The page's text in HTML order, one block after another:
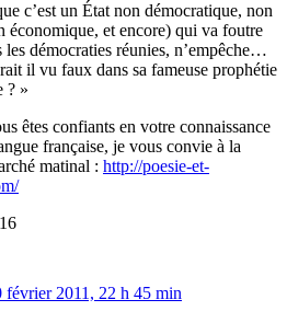
c’est un État non démocratique, non
économique, et encore) qui va foutre
les démocraties réunies, n’empêche…
il vu faux dans sa fameuse prophétie
? »
êtes confiants en votre connaissance
française, je vous convie à la
matinal : http://poesie-et-
février 2011, 22 h 45 min